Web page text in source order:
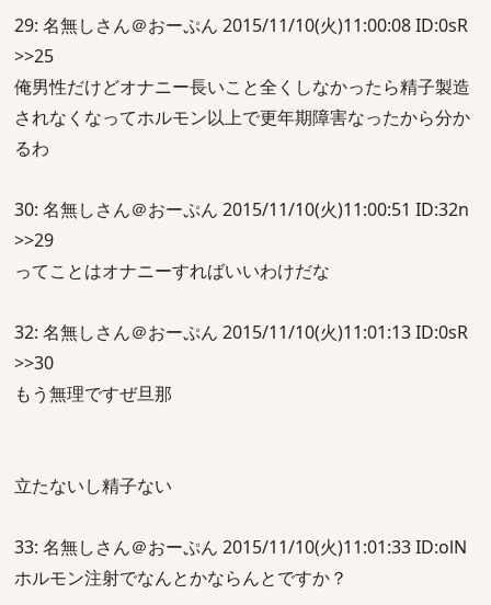
29: 名無しさん＠おーぷん 2015/11/10(火)11:00:08 ID:0sR
>>25
俺男性だけどオナニー長いこと全くしなかったら精子製造
されなくなってホルモン以上で更年期障害なったから分か
るわ
30: 名無しさん＠おーぷん 2015/11/10(火)11:00:51 ID:32n
>>29
ってことはオナニーすればいいわけだな
32: 名無しさん＠おーぷん 2015/11/10(火)11:01:13 ID:0sR
>>30
もう無理ですぜ旦那
立たないし精子ない
33: 名無しさん＠おーぷん 2015/11/10(火)11:01:33 ID:olN
ホルモン注射でなんとかならんとですか？